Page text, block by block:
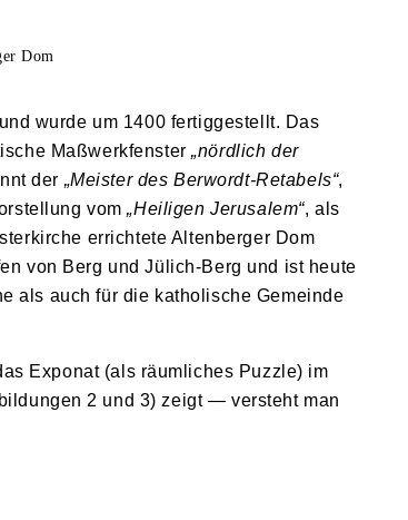
Dom
wurde um 1400 fertiggestellt. Das
Maßwerkfenster„nördlich der
der „Meister des Berwordt-Retabels“,
vom„Heiligen Jerusalem“, als
errichtete Altenberger Dom
von Berg und Jülich-Berg und ist heute
als auch für die katholische Gemeinde
Exponat (als räumliches Puzzle) im
2 und 3) zeigt — versteht man